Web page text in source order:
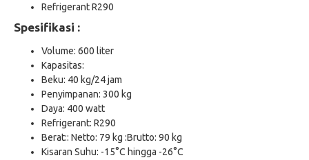
Refrigerant R290
Spesifikasi :
Volume: 600 liter
Kapasitas:
Beku: 40 kg/24 jam
Penyimpanan: 300 kg
Daya: 400 watt
Refrigerant: R290
Berat:: Netto: 79 kg :Brutto: 90 kg
Kisaran Suhu: -15°C hingga -26°C